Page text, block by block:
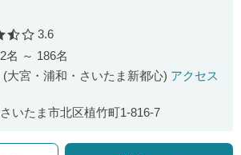
口コミ評価
3.6
名 ～ 186名
(大宮・浦和・さいたま新都心) アクセス
いたま市北区植竹町1-816-7